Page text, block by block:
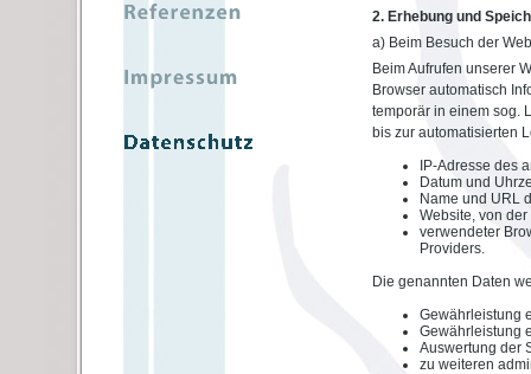
2. Erhebung und
a) Beim Besuch der
Beim Aufrufen unserer
Browser automatisch
temporär in einem sog.
bis zur automatisierten
IP-Adresse des
Datum und
Name und URL
Website, von
verwendeter
Providers.
Die genannten Daten
Gewährleistung
Gewährleistung
Auswertung der
zu weiteren